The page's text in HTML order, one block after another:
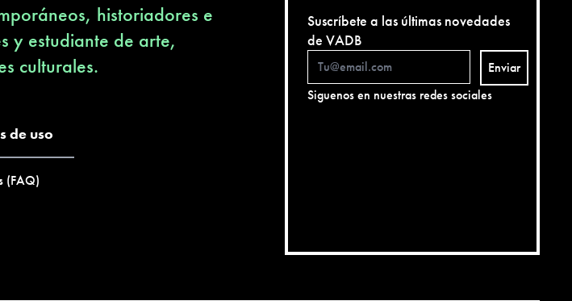
historiadores e
y estudiante de arte,
culturales.
de uso
(FAQ)
Suscríbete a las últimas novedades
de VADB
Enviar
Siguenos en nuestras redes sociales